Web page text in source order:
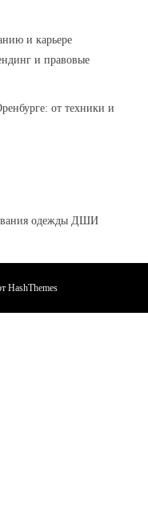
и карьере
и правовые
от техники и
одежды ДШИ
HashThemes